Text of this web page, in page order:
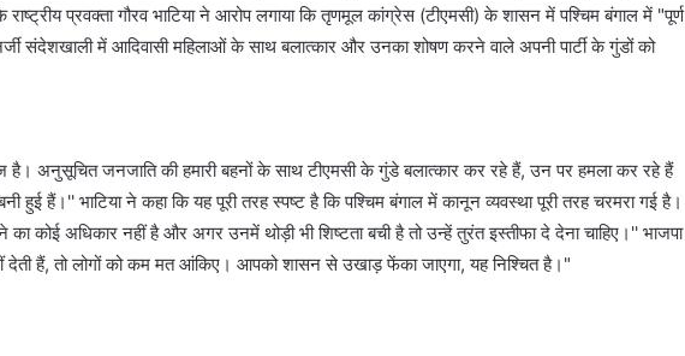
राष्ट्रीय प्रवक्ता गौरव भाटिया ने आरोप लगाया कि तृणमूल कांग्रेस (टीएमसी) के शासन में पश्चिम बंगाल में "पूर्ण
संदेशखाली में आदिवासी महिलाओं के साथ बलात्कार और उनका शोषण करने वाले अपनी पार्टी के गुंडों को
है। अनुसूचित जनजाति की हमारी बहनों के साथ टीएमसी के गुंडे बलात्कार कर रहे हैं, उन पर हमला कर रहे हैं
हुई हैं।'' भाटिया ने कहा कि यह पूरी तरह स्पष्ट है कि पश्चिम बंगाल में कानून व्यवस्था पूरी तरह चरमरा गई है।
का कोई अधिकार नहीं है और अगर उनमें थोड़ी भी शिष्टता बची है तो उन्हें तुरंत इस्तीफा दे देना चाहिए।'' भाजपा
देती हैं, तो लोगों को कम मत आंकिए। आपको शासन से उखाड़ फेंका जाएगा, यह निश्चित है।"